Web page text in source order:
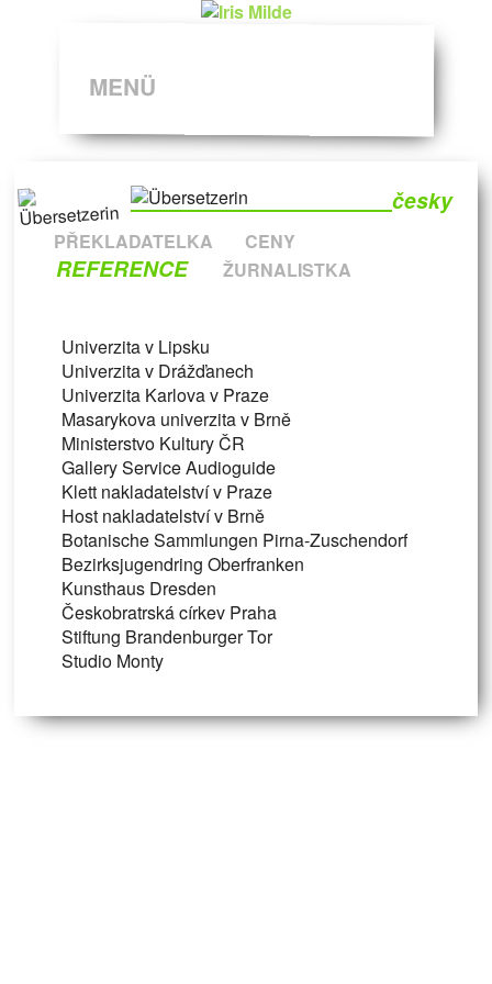
MENÜ
česky
PŘEKLADATELKA CENY
REFERENCE ŽURNALISTKA
Univerzita v Lipsku
Univerzita v Drážďanech
Univerzita Karlova v Praze
Masarykova univerzita v Brně
Ministerstvo Kultury ČR
Gallery Service Audioguide
Klett nakladatelství v Praze
Host nakladatelství v Brně
Botanische Sammlungen Pirna-Zuschendorf
Bezirksjugendring Oberfranken
Kunsthaus Dresden
Českobratrská církev Praha
Stiftung Brandenburger Tor
Studio Monty